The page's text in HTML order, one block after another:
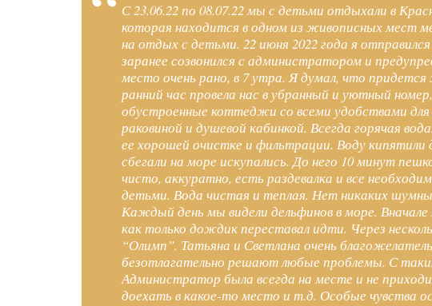
С 23.06.22 по 08.07.22 мы с детьми отдыхали в
которая находится в одном из живописных мест
на отдых с детьми. 22 июня 2022 года я
заранее созвонился с администратором и
место очень рано, в 7 утра. Я думал, что
ранний час провела нас в убранный и уютный
обустроенные коттеджи со всеми удобствами
раковиной и душевой кабинкой. Всегда горячая
ее хорошей очистке и фильтрации. Воду
сбегали на море искупались. До него 10 минут
чисто, аккуратно, есть раздевалка и все
детьми. Вода чистая и теплая. Нет никаких
Каждый день мы видели дельфинов в море.
как только дождик переставал идти. Через
“Олимп”. Татьяна и Светлана очень
безотлагательно решают любые проблемы. С
Администратор была всегда на месте и не
доехать в какое-то место и т.д. Особые чувства